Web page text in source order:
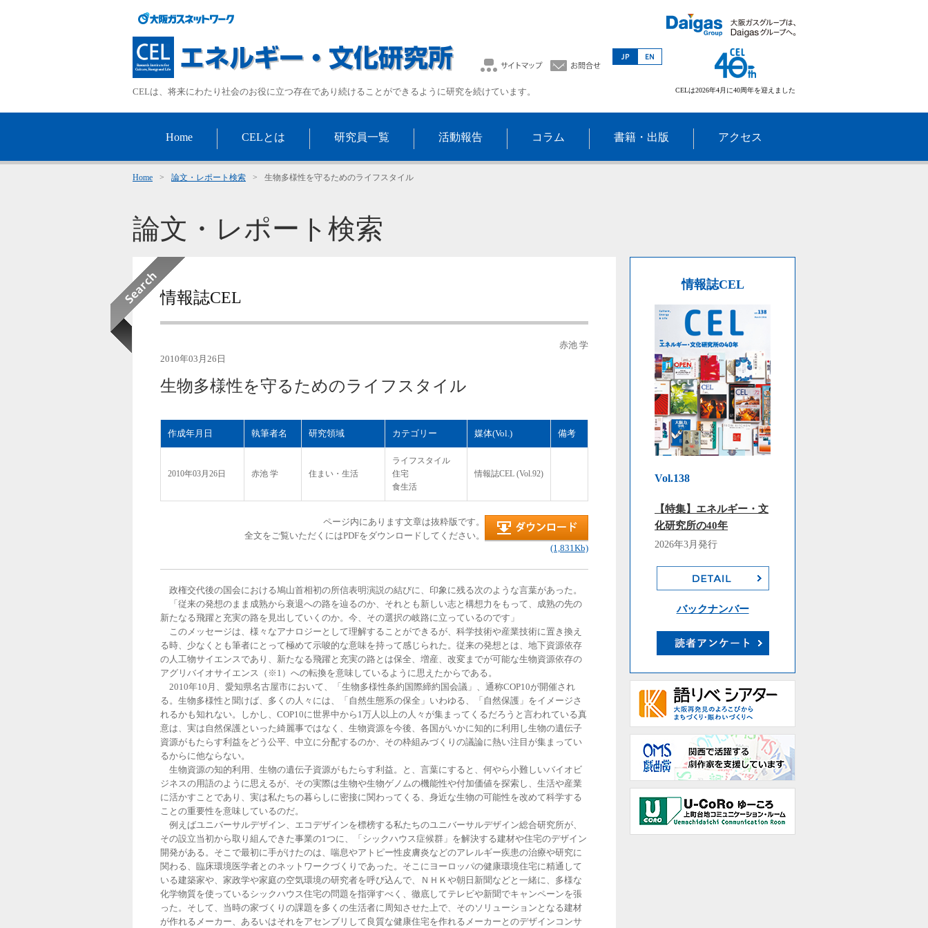
CELは、将来にわたり社会のお役に立つ存在であり続けることができるように研究を続けています。 CELは2026年4月に40周年を迎えました
Home CELとは 研究員一覧 活動報告 コラム 書籍・出版 アクセス
Home > 論文・レポート検索 > 生物多様性を守るためのライフスタイル
論文・レポート検索
情報誌CEL
赤池 学
2010年03月26日
生物多様性を守るためのライフスタイル
作成年月日 執筆者名 研究領域 カテゴリー 媒体(Vol.) 備考
2010年03月26日 赤池 学 住まい・生活
ライフスタイル
住宅
食生活
情報誌CEL (Vol.92)
ページ内にあります文章は抜粋版です。
全文をご覧いただくにはPDFをダウンロードしてください。
(1,831Kb)
政権交代後の国会における鳩山首相初の所信表明演説の結びに、印象に残る次のような言葉があった。
「従来の発想のまま成熟から衰退への路を辿るのか、それとも新しい志と構想力をもって、成熟の先の
新たなる飛躍と充実の路を見出していくのか。今、その選択の岐路に立っているのです」
このメッセージは、様々なアナロジーとして理解することができるが、科学技術や産業技術に置き換え
る時、少なくとも筆者にとって極めて示唆的な意味を持って感じられた。従来の発想とは、地下資源依存
の人工物サイエンスであり、新たなる飛躍と充実の路とは保全、増産、改変までが可能な生物資源依存の
アグリバイオサイエンス（※1）への転換を意味しているように思えたからである。
2010年10月、愛知県名古屋市において、「生物多様性条約国際締約国会議」、通称COP10が開催され
る。生物多様性と聞けば、多くの人々には、「自然生態系の保全」いわゆる、「自然保護」をイメージさ
れるかも知れない。しかし、COP10に世界中から1万人以上の人々が集まってくるだろうと言われている真
意は、実は自然保護といった綺麗事ではなく、生物資源を今後、各国がいかに知的に利用し生物の遺伝子
資源がもたらす利益をどう公平、中立に分配するのか、その枠組みづくりの議論に熱い注目が集まってい
るからに他ならない。
生物資源の知的利用、生物の遺伝子資源がもたらす利益。と、言葉にすると、何やら小難しいバイオビ
ジネスの用語のように思えるが、その実際は生物や生物ゲノムの機能性や付加価値を探索し、生活や産業
に活かすことであり、実は私たちの暮らしに密接に関わってくる、身近な生物の可能性を改めて科学する
ことの重要性を意味しているのだ。
例えばユニバーサルデザイン、エコデザインを標榜する私たちのユニバーサルデザイン総合研究所が、
その設立当初から取り組んできた事業の1つに、「シックハウス症候群」を解決する建材や住宅のデザイン
開発がある。そこで最初に手がけたのは、喘息やアトピー性皮膚炎などのアレルギー疾患の治療や研究に
関わる、臨床環境医学者とのネットワークづくりであった。そこにヨーロッパの健康環境住宅に精通して
いる建築家や、家政学や家庭の空気環境の研究者を呼び込んで、ＮＨＫや朝日新聞などと一緒に、多様な
化学物質を使っているシックハウス住宅の問題を指弾すべく、徹底してテレビや新聞でキャンペーンを張
った。そして、当時の家づくりの課題を多くの生活者に周知させた上で、そのソリューションとなる建材
が作れるメーカー、あるいはそれをアセンブリして良質な健康住宅を作れるメーカーとのデザインコンサ
情報誌CEL
Vol.138
【特集】エネルギー・文
化研究所の40年
2026年3月発行
バックナンバー